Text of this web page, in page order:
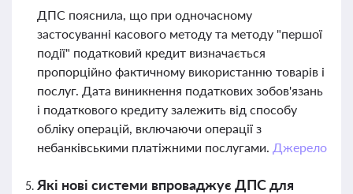
ДПС пояснила, що при одночасному
застосуванні касового методу та методу "першої
події" податковий кредит визначається
пропорційно фактичному використанню товарів і
послуг. Дата виникнення податкових зобов'язань
і податкового кредиту залежить від способу
обліку операцій, включаючи операції з
небанківськими платіжними послугами. Джерело
Які нові системи впроваджує ДПС для